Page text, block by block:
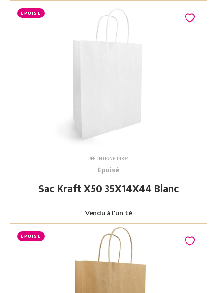
ÉPUISÉ
RÉF. INTERNE 14894
Épuisé
Sac Kraft X50 35X14X44 Blanc
Vendu à l'unité
ÉPUISÉ